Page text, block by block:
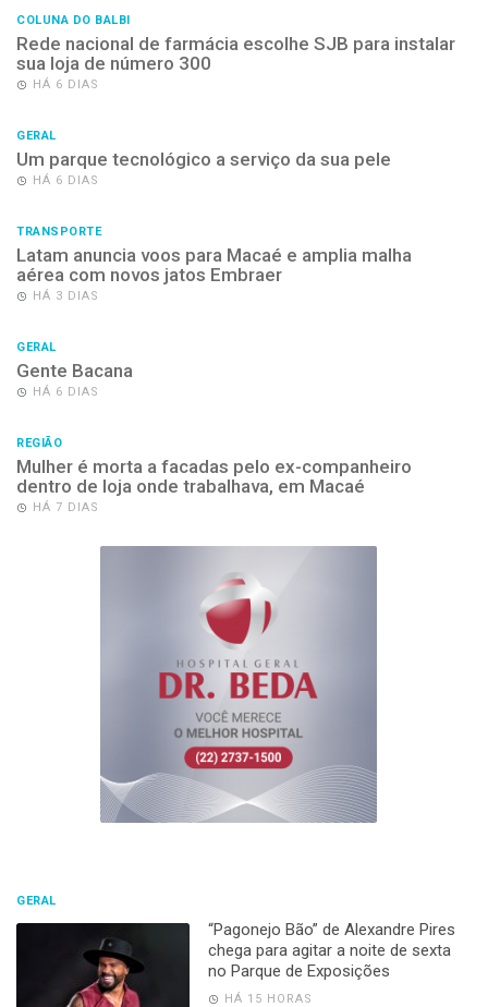
COLUNA DO BALBI
Rede nacional de farmácia escolhe SJB para instalar
sua loja de número 300
HÁ 6 DIAS
GERAL
Um parque tecnológico a serviço da sua pele
HÁ 6 DIAS
TRANSPORTE
Latam anuncia voos para Macaé e amplia malha
aérea com novos jatos Embraer
HÁ 3 DIAS
GERAL
Gente Bacana
HÁ 6 DIAS
REGIÃO
Mulher é morta a facadas pelo ex-companheiro
dentro de loja onde trabalhava, em Macaé
HÁ 7 DIAS
GERAL
“Pagonejo Bão” de Alexandre Pires
chega para agitar a noite de sexta
no Parque de Exposições
HÁ 15 HORAS